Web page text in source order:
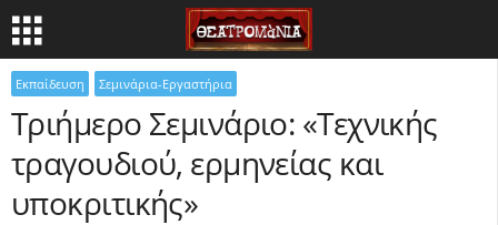
Εκπαίδευση Σεμινάρια-Εργαστήρια
Τριήμερο Σεμινάριο: «Τεχνικής
τραγουδιού, ερμηνείας και
υποκριτικής»